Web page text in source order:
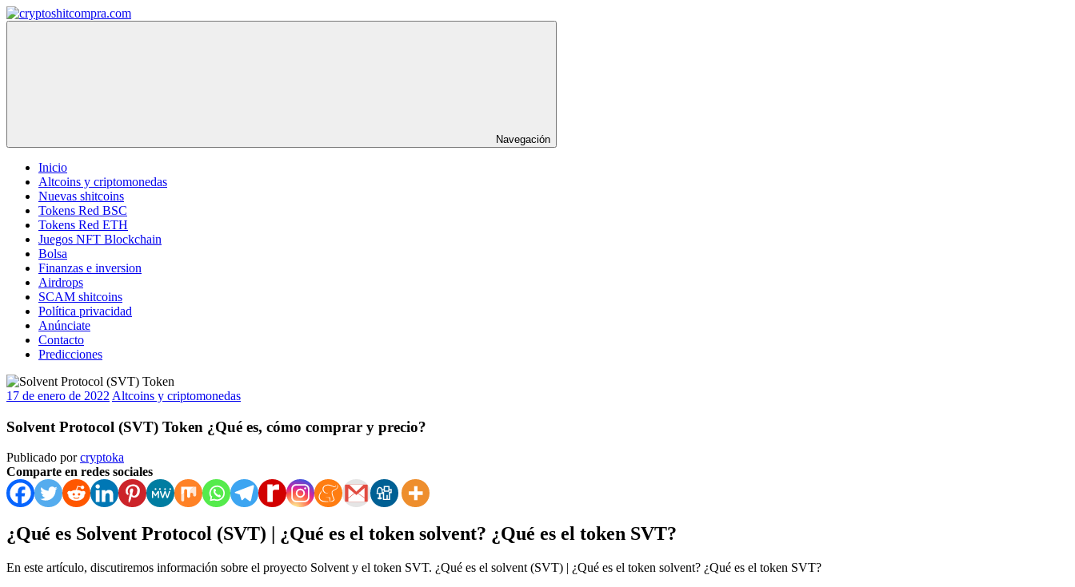
Saltar
al
Navegación
Inicio
Altcoins y criptomonedas
Nuevas shitcoins
Tokens Red BSC
Tokens Red ETH
Juegos NFT Blockchain
Bolsa
Finanzas e inversion
Airdrops
SCAM shitcoins
Política privacidad
Anúnciate
Contacto
Predicciones
17 de enero de 2022 Altcoins y criptomonedas
Solvent Protocol (SVT) Token ¿Qué es, cómo comprar y precio?
Publicado porcryptoka
Comparte en redes sociales
¿Qué es Solvent Protocol (SVT) | ¿Qué es el token solvent? ¿Qué es el token SVT?
En este artículo, discutiremos información sobre el proyecto Solvent y el token SVT. ¿Qué es el solvent (SVT) | ¿Qué es el token solvent? ¿Qué es el token SVT?